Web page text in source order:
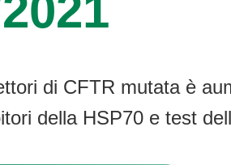
di CFTR mutata è
della HSP70 e test